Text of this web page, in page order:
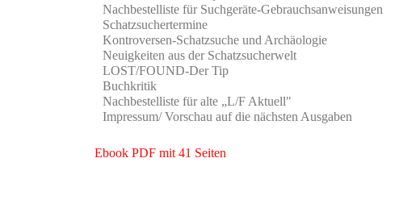
Nachbestelliste für Suchgeräte-Gebrauchsanweisungen
Schatzsuchertermine
Kontroversen-Schatzsuche und Archäologie
Neuigkeiten aus der Schatzsucherwelt
LOST/FOUND-Der Tip
Buchkritik
Nachbestelliste für alte „L/F Aktuell"
Impressum/ Vorschau auf die nächsten Ausgaben
Ebook PDF mit 41 Seiten